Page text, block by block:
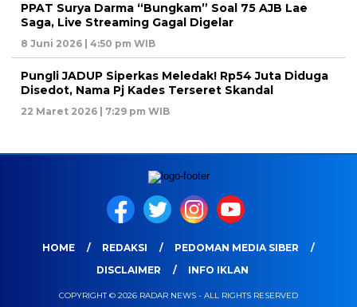
PPAT Surya Darma “Bungkam” Soal 75 AJB Lae
Saga, Live Streaming Gagal Digelar
8 Juni 2026 | 4:50 pm WIB
Pungli JADUP Siperkas Meledak! Rp54 Juta Diduga
Disedot, Nama Pj Kades Terseret Skandal
22 Maret 2026 | 7:29 pm WIB
HOME REDAKSI
PEDOMAN MEDIA SIBER
DISCLAIMER
INFO IKLAN
COPYRIGHT © 2026 RADAR NEWS - ALL RIGHTS RESERVED